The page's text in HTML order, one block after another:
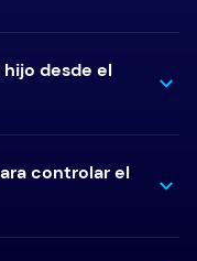
desde el
controlar el